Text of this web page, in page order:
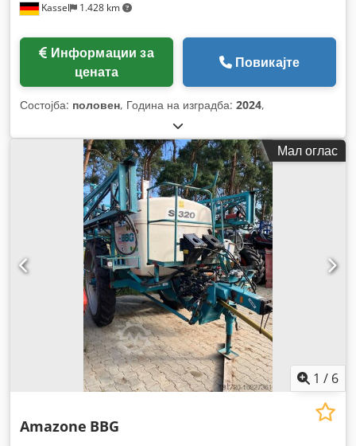
Kassel 1.428 km
цената
Повикајте
Состојба: половен, Година на изградба: 2024,
Мал оглас
1 / 6
Amazone BBG